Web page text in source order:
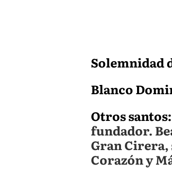
Solemnidad
Blanco
Otros santos:
fundador.
Gran Cirera,
Corazón y